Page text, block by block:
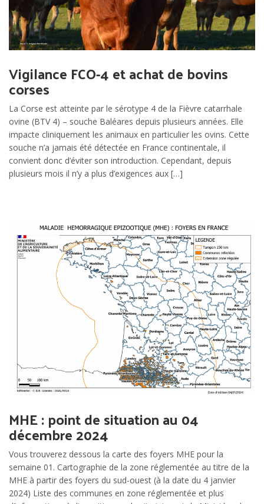
Vigilance FCO-4 et achat de bovins
corses
La Corse est atteinte par le sérotype 4 de la Fièvre catarrhale
ovine (BTV 4) – souche Baléares depuis plusieurs années. Elle
impacte cliniquement les animaux en particulier les ovins. Cette
souche n’a jamais été détectée en France continentale, il
convient donc d’éviter son introduction. Cependant, depuis
plusieurs mois il n’y a plus d’exigences aux […]
MHE : point de situation au 04
décembre 2024
Vous trouverez dessous la carte des foyers MHE pour la
semaine 01. Cartographie de la zone réglementée au titre de la
MHE à partir des foyers du sud-ouest (à la date du 4 janvier
2024) Liste des communes en zone réglementée et plus